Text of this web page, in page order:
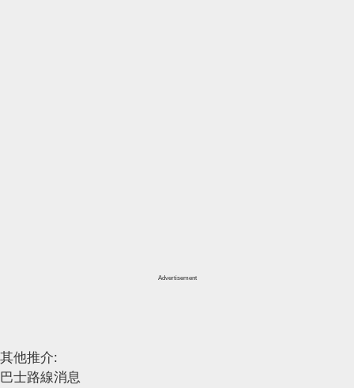
Advertisement
其他推介:
巴士路線消息